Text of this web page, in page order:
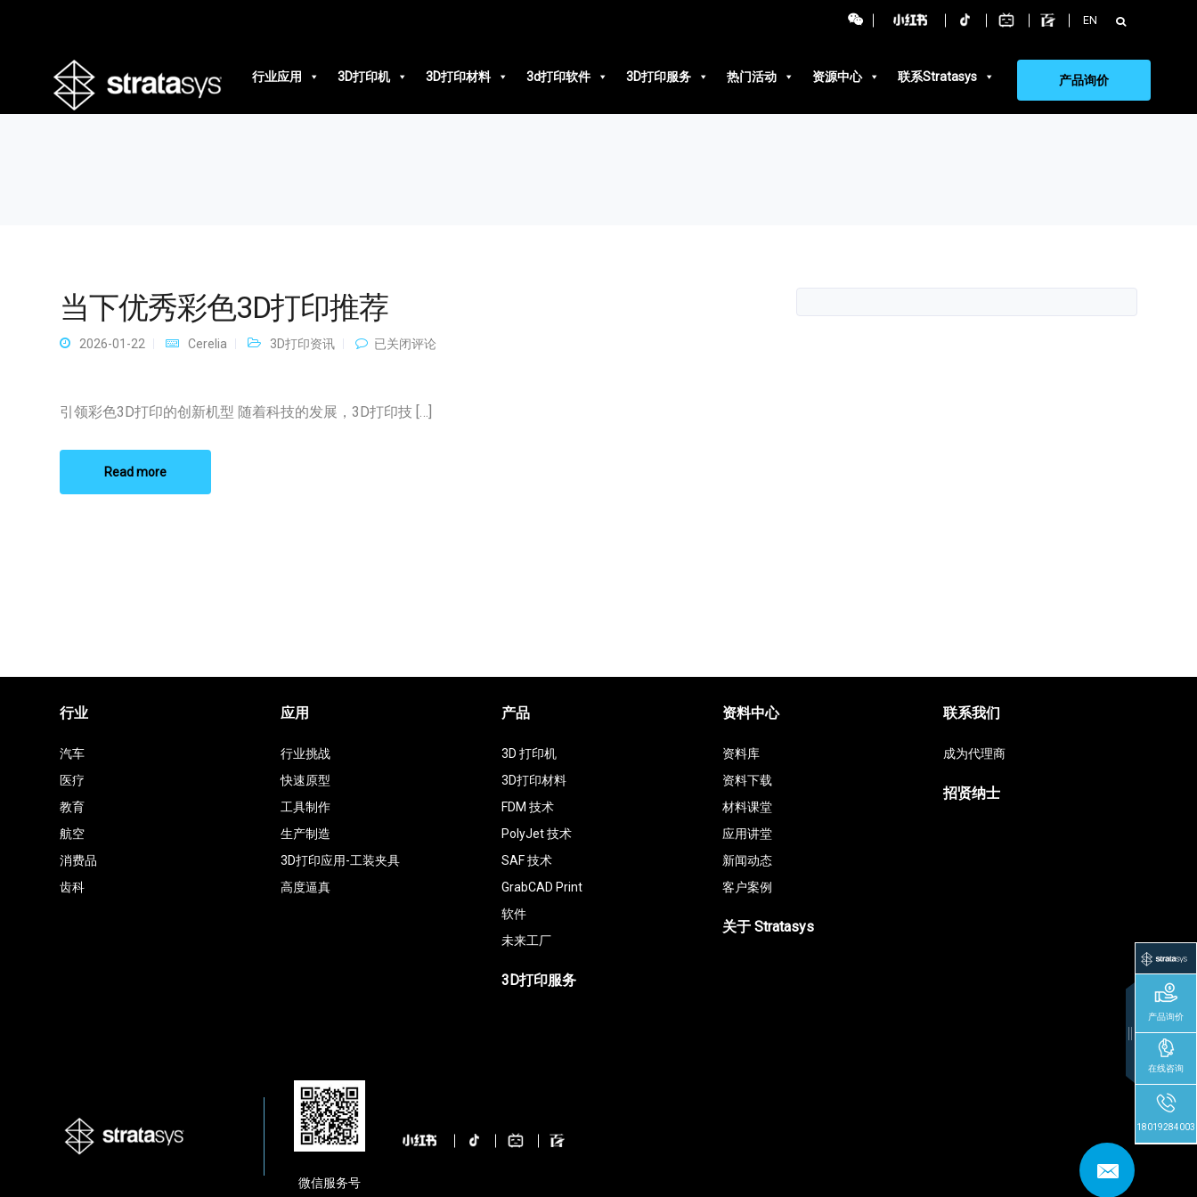
EN 搜
索：
行业应用
3D打印机 3D打印材料 3d打印软件 3D打印服务 热门活动 资源中心 联系Stratasys 产品询价
当下优秀彩色3D打印推荐
2026-01-22 Cerelia 3D打印资讯
当
彩
色
已关闭评论
引领彩色3D打印的创新机型 随着科技的发展，3D打印技 […]
Read more
行业
汽车
医疗
教育
航空
消费品
齿科
应用
行业挑战
快速原型
工具制作
生产制造
3D打印应用-工装夹具
高度逼真
产品
3D 打印机
3D打印材料
FDM 技术
PolyJet 技术
SAF 技术
GrabCAD Print
软件
未来工厂
3D打印服务
资料中心
资料库
资料下载
材料课堂
应用讲堂
新闻动态
客户案例
关于 Stratasys
联系我们
成为代理商
招贤纳士
微信服务号
产品询价
在线咨询
18019284003